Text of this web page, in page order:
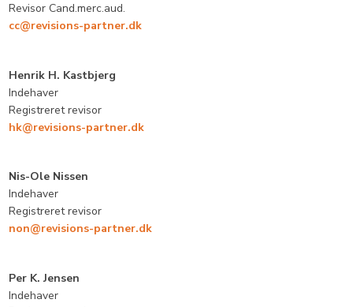
Revisor Cand.merc.aud.
cc@revisions-partner.dk
Henrik H. Kastbjerg
​Indehaver
Registreret revisor
hk@revisions-partner.dk
​Nis-Ole Nissen
Indehaver
Registreret revisor
non@revisions-partner.dk
Per K. Jensen
​Indehaver